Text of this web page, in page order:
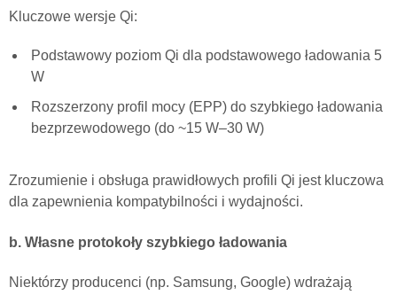
Kluczowe wersje Qi:
Podstawowy poziom Qi dla podstawowego ładowania 5
W
Rozszerzony profil mocy (EPP) do szybkiego ładowania
bezprzewodowego (do ~15 W–30 W)
Zrozumienie i obsługa prawidłowych profili Qi jest kluczowa
dla zapewnienia kompatybilności i wydajności.
b. Własne protokoły szybkiego ładowania
Niektórzy producenci (np. Samsung, Google) wdrażają